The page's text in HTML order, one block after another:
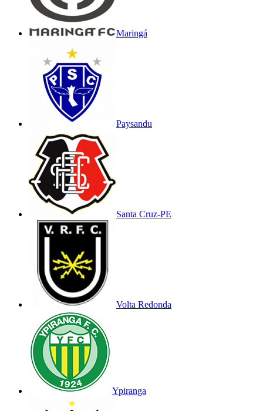
Maringá
Paysandu
Santa Cruz-PE
Volta Redonda
Ypiranga